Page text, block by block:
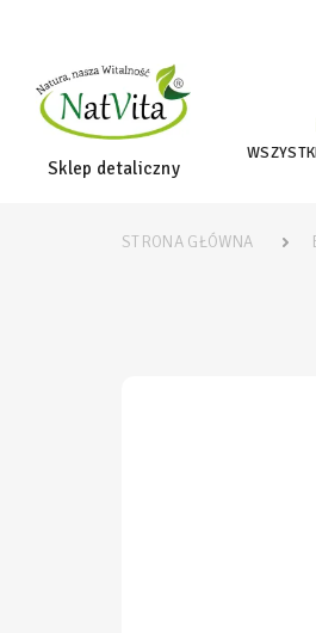
Sklep detaliczny
STRONA GŁÓWNA